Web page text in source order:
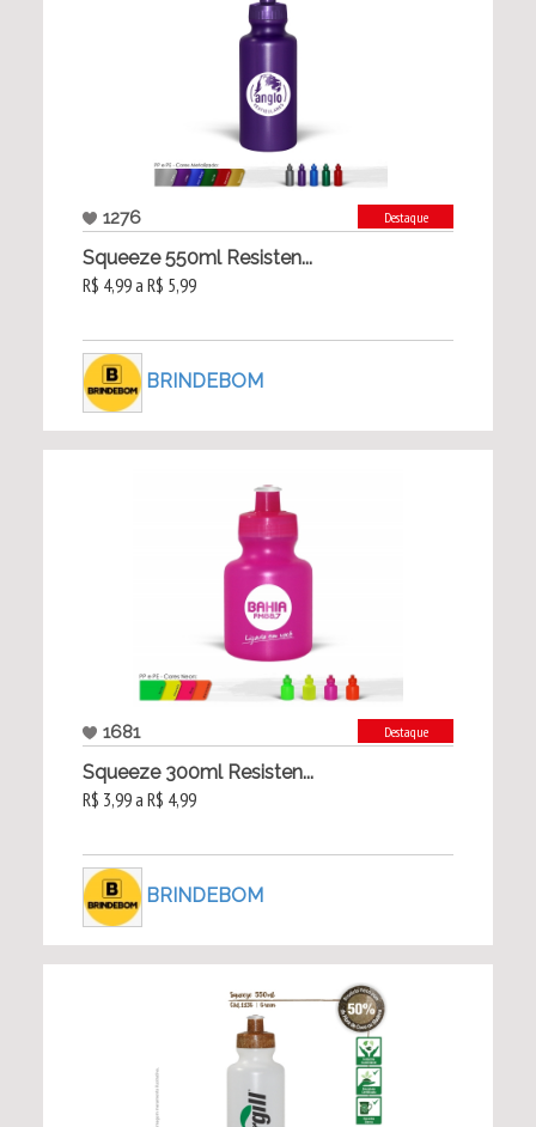
1276 Destaque
Squeeze 550ml Resisten...
R$ 4,99 a R$ 5,99
BRINDEBOM
1681 Destaque
Squeeze 300ml Resisten...
R$ 3,99 a R$ 4,99
BRINDEBOM